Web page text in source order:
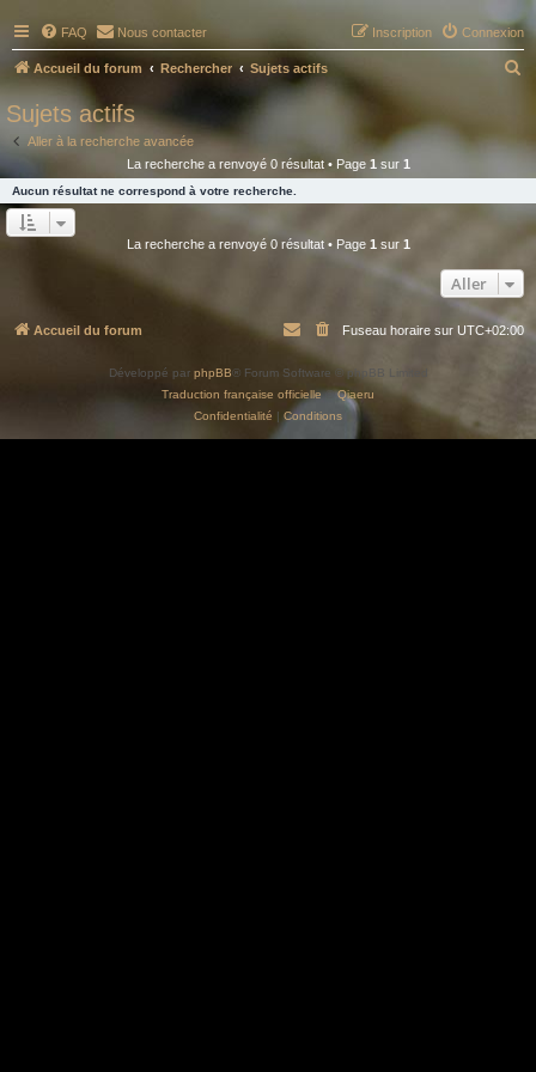
FAQ Nous contacter Connexion
Inscription
Accueil du forum Rechercher Sujets actifs
e
e
r
Sujets actifs
Aller à la recherche avancée
La recherche a renvoyé 0 résultat • Page 1sur 1
Aucun résultat ne correspond à votre recherche.
La recherche a renvoyé 0 résultat • Page 1 sur 1
Aller
Accueil du forum Fuseau horaire sur UTC+02:00
Développé par phpBB® Forum Software © phpBB Limited
Traduction française officielle©Qiaeru
Confidentialité | Conditions